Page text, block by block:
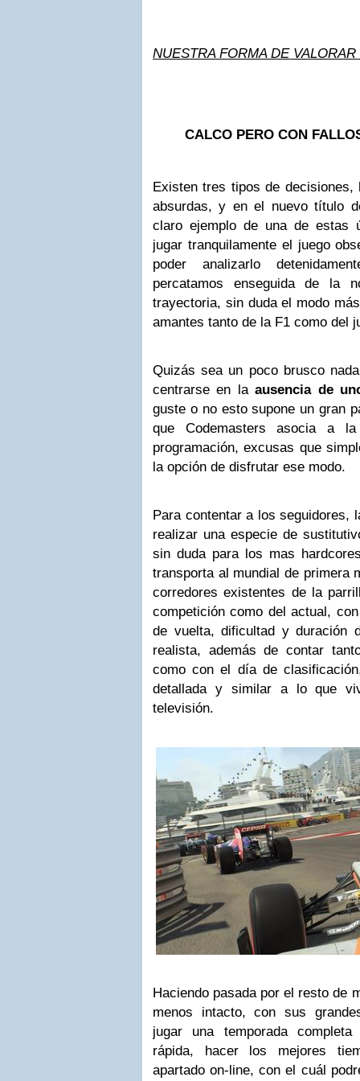
NUESTRA FORMA DE
CALCO PERO CON
Existen tres tipos de
absurdas, y en el nuevo título
claro ejemplo de una de estas
jugar tranquilamente el juego
poder analizarlo
percatamos enseguida de la
trayectoria, sin duda el modo
amantes tanto de la F1 como del
Quizás sea un poco brusco
centrarse en laausencia de
guste o no esto supone un gran
que Codemasters asocia a
programación, excusas que
la opción de disfrutar ese modo.
Para contentar a los seguidores,
realizar una especie de
sin duda para los mas
transporta al mundial de primera
corredores existentes de la
competición como del actual,
de vuelta, dificultad y duración
realista, además de contar
como con el día de
detallada y similar a lo que
televisión.
Haciendo pasada por el resto de
menos intacto, con sus
jugar una temporada
rápida, hacer los mejores
apartado on-line, con el cuál